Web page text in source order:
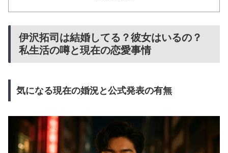
伊沢拓司は結婚してる？彼女はいるの？
私生活の噂と現在の恋愛事情
気になる現在の婚況と公式発表の有無